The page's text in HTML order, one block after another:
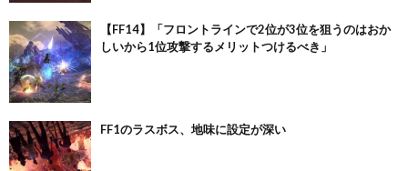
【FF14】「フロントラインで2位が3位を狙うのはおか
しいから1位攻撃するメリットつけるべき」
FF1のラスボス、地味に設定が深い